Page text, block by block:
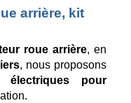
arrière, kit
roue arrière, en
, nous proposons
électriques pour